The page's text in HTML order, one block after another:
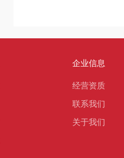
企业信息
经营资质
联系我们
关于我们